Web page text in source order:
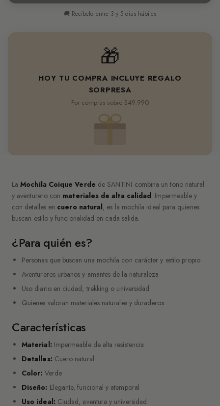
🚚 Recíbelo entre 3 y 5 días hábiles
🎁
HOY TU COMPRA INCLUYE REGALO
SORPRESA
Por compras sobre $49.990
LaMochila Coique Verde de SANTINI combina un tono natural
y aventurero con materiales de alta calidad. Impermeable y
con detalles en cuero natural, es la mochila ideal para quienes
buscan estilo y funcionalidad en cada salida.
¿Para quién es?
Personas que buscan una mochila con carácter y estilo propio
Aventureros urbanos y amantes de la naturaleza
Uso diario en ciudad, trekking o universidad
Quienes valoran materiales naturales y duraderos
Características
Material: Impermeable de alta resistencia
Detalles: Cuero natural
Color: Verde
Diseño: Elegante, funcional y atemporal
Uso ideal: Ciudad, aventura y universidad